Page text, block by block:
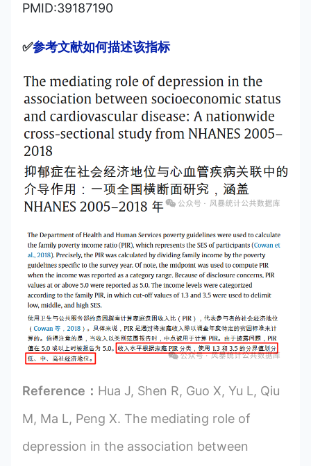
PMID:39187190
✅参考文献如何描述该指标
Reference： Hua J, Shen R, Guo X, Yu L, Qiu
M, Ma L, Peng X. The mediating role of
depression in the association between